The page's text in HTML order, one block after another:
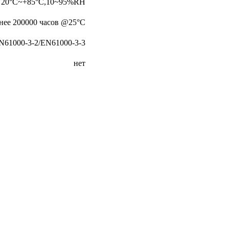
20°C~+85°C,10~95%RH
200000 часов @25°C
3-2/EN61000-3-3
нет